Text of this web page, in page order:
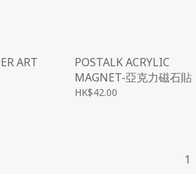
ART
POSTALK ACRYLIC
MAGNET-亞克力磁石貼
HK$42.00
1